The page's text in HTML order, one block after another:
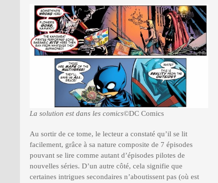
La solution est dans les comics©DC Comics
Au sortir de ce tome, le lecteur a constaté qu’il se lit
facilement, grâce à sa nature composite de 7 épisodes
pouvant se lire comme autant d’épisodes pilotes de
nouvelles séries. D’un autre côté, cela signifie que
certaines intrigues secondaires n’aboutissent pas (où est